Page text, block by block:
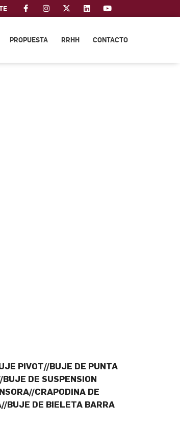
PROPUESTA RRHH CONTACTO
PIVOT//BUJE DE PUNTA
DE SUSPENSION
CRAPODINA DE
BUJE DE BIELETA BARRA